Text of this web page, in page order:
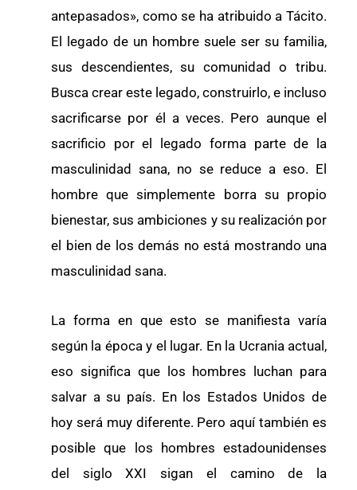
antepasados», como se ha atribuido a Tácito.
El legado de un hombre suele ser su familia,
sus descendientes, su comunidad o tribu.
Busca crear este legado, construirlo, e incluso
sacrificarse por él a veces. Pero aunque el
sacrificio por el legado forma parte de la
masculinidad sana, no se reduce a eso. El
hombre que simplemente borra su propio
bienestar, sus ambiciones y su realización por
el bien de los demás no está mostrando una
masculinidad sana.
La forma en que esto se manifiesta varía
según la época y el lugar. En la Ucrania actual,
eso significa que los hombres luchan para
salvar a su país. En los Estados Unidos de
hoy será muy diferente. Pero aquí también es
posible que los hombres estadounidenses
del siglo XXI sigan el camino de la